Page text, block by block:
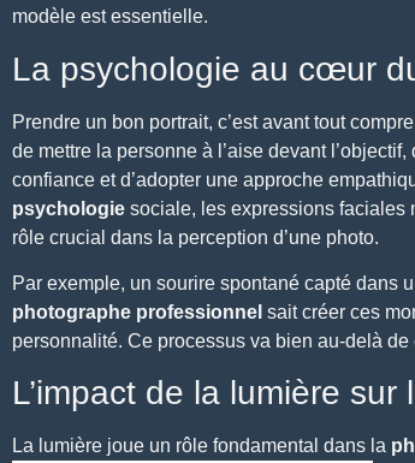
modèle est essentielle.
La psychologie au cœur
Prendre un bon portrait, c’est avant tout
de mettre la personne à l’aise devant l’objectif,
confiance et d’adopter une approche
psychologie sociale, les expressions faciales
rôle crucial dans la perception d’une photo.
Par exemple, un sourire spontané capté dans
photographe professionnel sait créer ces
personnalité. Ce processus va bien au-delà
L’impact de la lumière
La lumière joue un rôle fondamental dans la